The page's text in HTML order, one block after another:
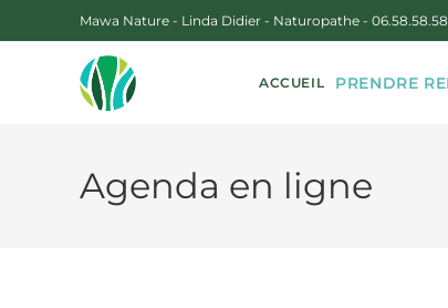
Mawa Nature - Linda Didier - Naturopathe -
ACCUEIL PRENDRE
Agenda en ligne